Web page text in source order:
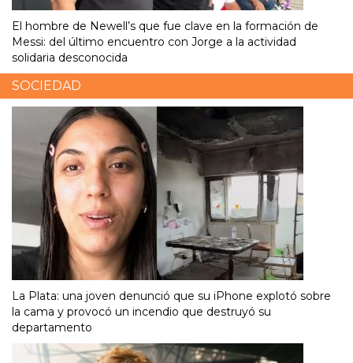
El hombre de Newell’s que fue clave en la formación de
Messi: del último encuentro con Jorge a la actividad
solidaria desconocida
SOCIEDAD
La Plata: una joven denunció que su iPhone explotó sobre
la cama y provocó un incendio que destruyó su
departamento